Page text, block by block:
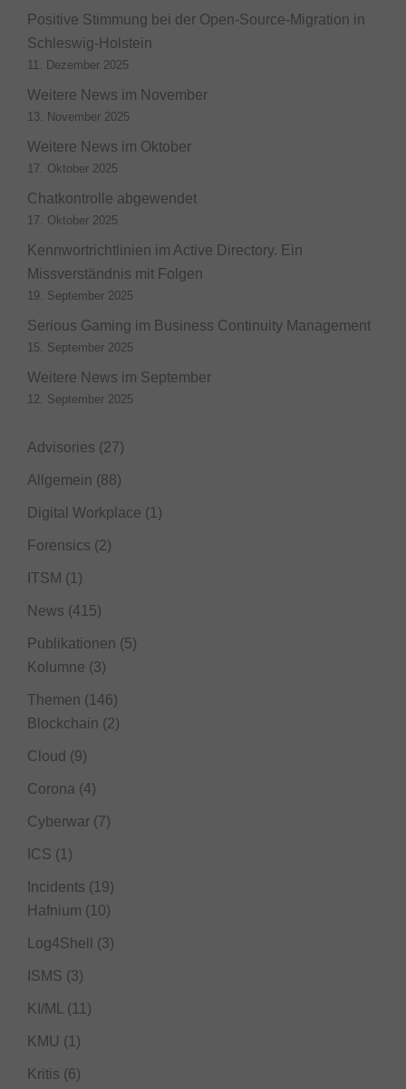
Positive Stimmung bei der Open-Source-Migration in
Schleswig-Holstein
11. Dezember 2025
Weitere News im November
13. November 2025
Weitere News im Oktober
17. Oktober 2025
Chatkontrolle abgewendet
17. Oktober 2025
Kennwortrichtlinien im Active Directory. Ein
Missverständnis mit Folgen
19. September 2025
Serious Gaming im Business Continuity Management
15. September 2025
Weitere News im September
12. September 2025
Advisories (27)
Allgemein (88)
Digital Workplace (1)
Forensics (2)
ITSM (1)
News (415)
Publikationen (5)
Kolumne (3)
Themen (146)
Blockchain (2)
Cloud (9)
Corona (4)
Cyberwar (7)
ICS (1)
Incidents (19)
Hafnium (10)
Log4Shell (3)
ISMS (3)
KI/ML (11)
KMU (1)
Kritis (6)